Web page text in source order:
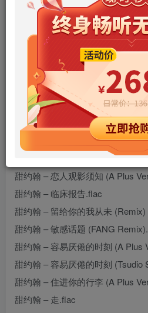
年卡会员免费
立即购买
您当前未登录！建议
hiresz.com.txt
甜约翰 – Search by a Kiss
甜约翰 – 安全范围 (A Plus
甜约翰 – 不小心爱上你 (A Plus
甜约翰 – 还好有人跟我一样.flac
甜约翰 – 恋人观影须知 (A Plus
甜约翰 – 临床报告.flac
甜约翰 – 留给你的我从未
甜约翰 – 敏感话题 (FANG
甜约翰 – 容易厌倦的时刻 (A Plus
甜约翰 – 容易厌倦的时刻 (Tsudio
甜约翰 – 住进你的行李 (A Plus
甜约翰 – 走.flac